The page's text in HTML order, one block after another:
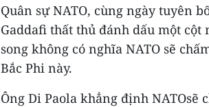
Quân sự NATO, cùng ngày tuyên
Gaddafi thất thủ đánh dấu một
song không có nghĩa NATO sẽ
Bắc Phi này.
Ông Di Paola khẳng định